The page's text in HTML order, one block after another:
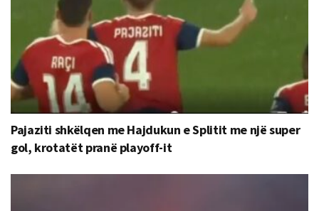
Pajaziti shkëlqen me Hajdukun e Splitit me një super
gol, krotatët pranë playoff-it